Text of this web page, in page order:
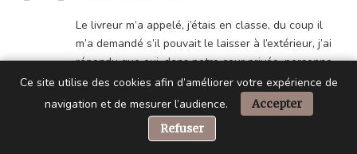
Le livreur m’a appelé, j’étais en classe, du coup il
m’a demandé s’il pouvait le laisser à l’extérieur, j’ai
répondu que oui, dans notre cour privée, personne
ne rentre. Il a pris en photo le colis derrière mes
chaises de jardin, me l’a envoyée. Mais juste après
il a chargé le colis , mes deux chaises longues et
ma table de jardin dans son camion, normal. Non,
Ce site utilise des cookies afin d’améliorer votre expérience de
navigation et de mesurer l’audience.
Accepter
Refuser